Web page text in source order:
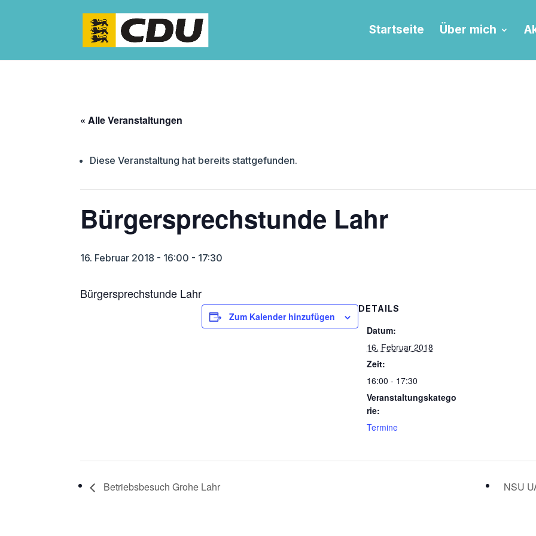
Startseite Über mich
« Alle Veranstaltungen
Diese Veranstaltung hat bereits stattgefunden.
Bürgersprechstunde Lahr
16. Februar 2018 - 16:00 - 17:30
Bürgersprechstunde Lahr
Zum Kalender hinzufügen
DETAILS
Datum:
16. Februar 2018
Zeit:
16:00 - 17:30
Veranstaltungskatego
rie:
Termine
Betriebsbesuch Grohe Lahr NSU